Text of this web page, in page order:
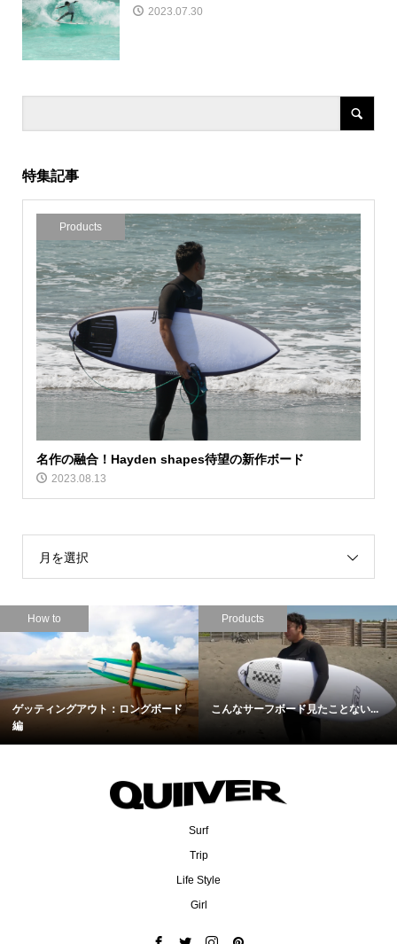
2023.07.30
特集記事
Products
名作の融合！Hayden shapes待望の新作ボード
2023.08.13
月を選択
How to
ゲッティングアウト：ロングボード
編
Products
こんなサーフボード見たことない...
Surf
Trip
Life Style
Girl